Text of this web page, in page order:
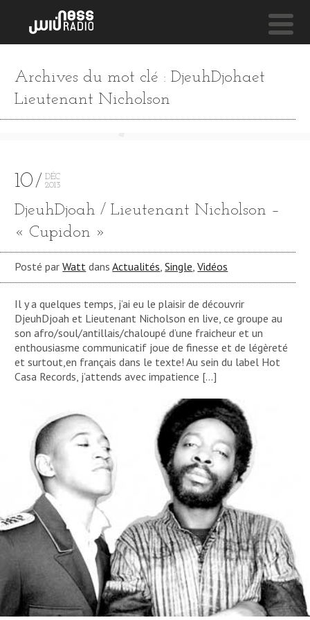
ODOGWU
Burna Boy
NESS LIVE !
Archives du mot clé : DjeuhDjohaet
Lieutenant Nicholson
10
DÉC
2013
DjeuhDjoah / Lieutenant Nicholson –
« Cupidon »
Posté parWatt dansActualités,Single,Vidéos
Il y a quelques temps, j’ai eu le plaisir de découvrir
DjeuhDjoah et Lieutenant Nicholson en live, ce groupe au
son afro/soul/antillais/chaloupé d’une fraicheur et un
enthousiasme communicatif joue de finesse et de légèreté
et surtout,en français dans le texte! Au sein du label Hot
Casa Records, j’attends avec impatience […]